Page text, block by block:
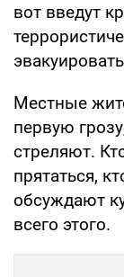
вот введут
Местные
первую
стреляют.
прятаться,
обсуждают
всего этого.